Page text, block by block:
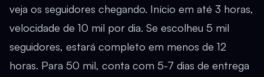
veja os seguidores chegando. Início em até 3 horas,
velocidade de 10 mil por dia. Se escolheu 5 mil
seguidores, estará completo em menos de 12
horas. Para 50 mil, conta com 5-7 dias de entrega